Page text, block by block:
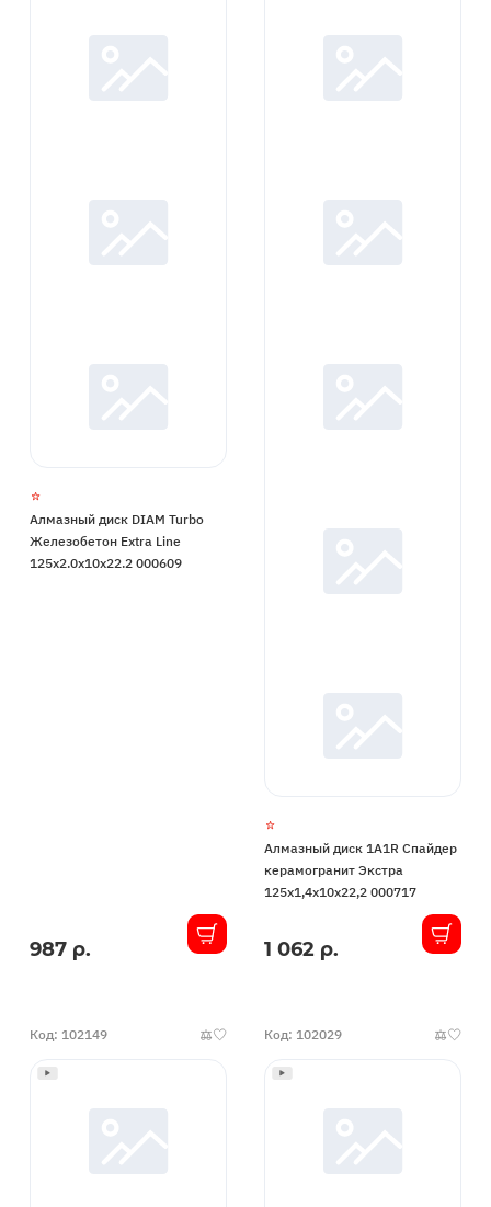
Алмазный диск DIAM Turbo
Железобетон Extra Line
125x2.0x10x22.2 000609
В
987 р.
Алмазный диск 1A1R Спайдер
керамогранит Экстра
125x1,4x10x22,2 000717
В1 062 р.
Код: 102149 Код: 102029